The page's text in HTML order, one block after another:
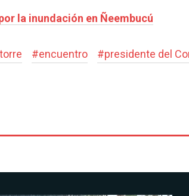
la inundación en Ñeembucú
#encuentro #presidente del